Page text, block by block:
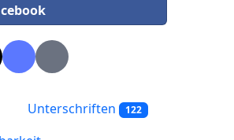
Unterschriften 122